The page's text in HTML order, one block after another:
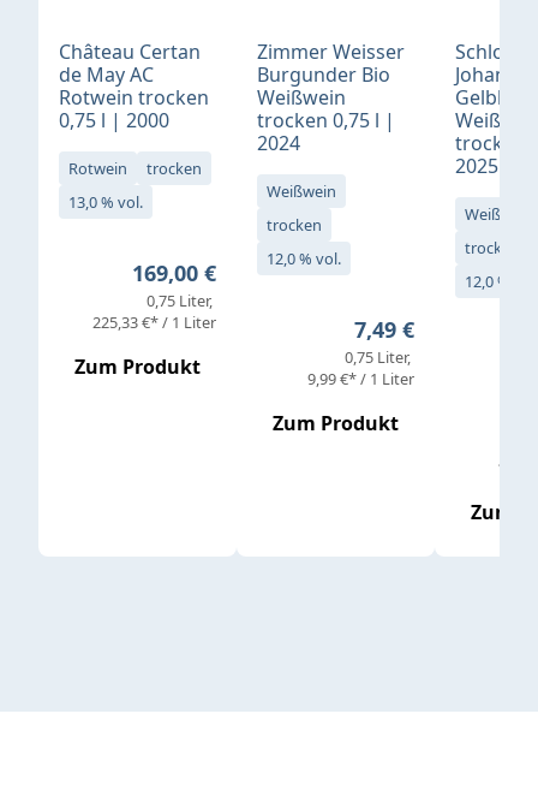
Château Certan
de May AC
Rotwein trocken
0,75 l | 2000
Rotwein
trocken
13,0 % vol.
Regulärer Preis:
169,00 €
0,75 Liter
225,33 €* / 1 Liter
Zum Produkt
Zimmer Weisser
Burgunder Bio
Weißwein
trocken 0,75 l |
2024
Weißwein
trocken
12,0 % vol.
Regulärer Preis:
7,49 €
0,75 Liter
9,99 €* / 1 Liter
Zum Produkt
Schloß
Gelblack
trocken
2025
Weißwein
trocken
12,0 % vol.
Zum